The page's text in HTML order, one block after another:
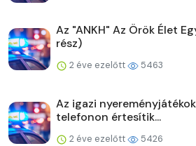
Az "ANKH" Az Örök Élet
rész)
2 éve ezelőtt 5463
Az igazi
telefonon értesítik...
2 éve ezelőtt 5426